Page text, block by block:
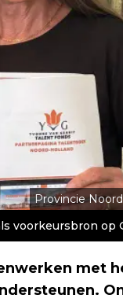
Provincie
voorkeursbron op
met